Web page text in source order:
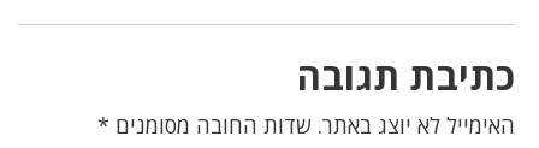
כתיבת תגובה
האימייל לא יוצג באתר. שדות החובה מסומנים *